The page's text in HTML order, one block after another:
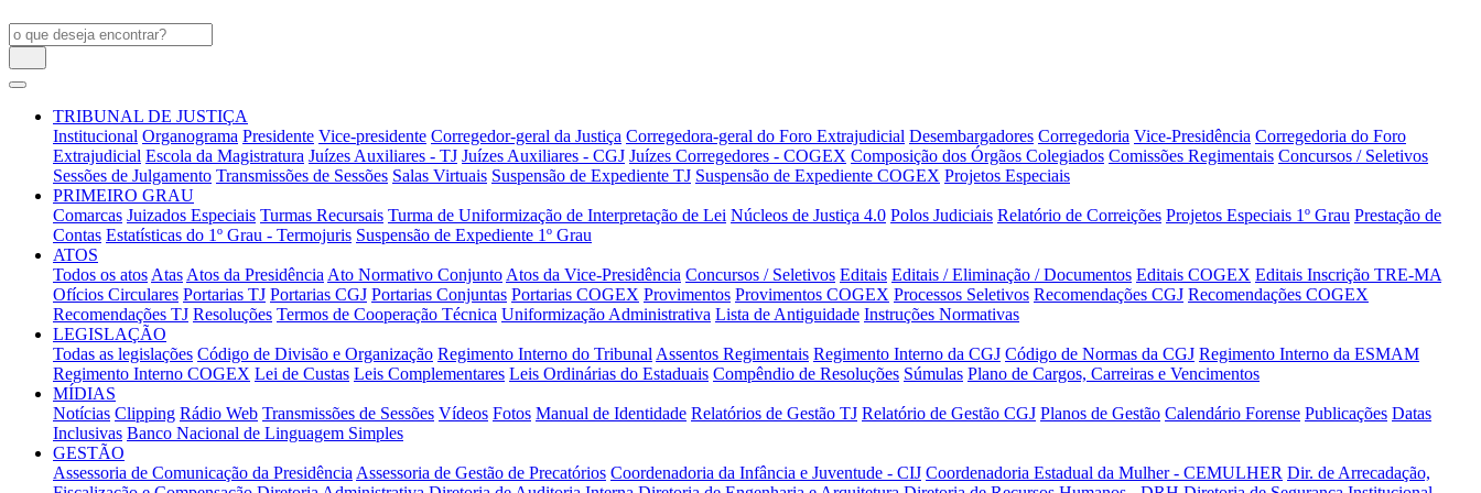
TRIBUNAL DE JUSTIÇA
Institucional Organograma Presidente Vice-presidente Corregedor-geral da Justiça Corregedora-geral do Foro Extrajudicial Desembargadores Corregedoria Vice-Presidência Corregedoria do Foro
Extrajudicial Escola da Magistratura Juízes Auxiliares - TJ Juízes Auxiliares - CGJ Juízes Corregedores - COGEX Composição dos Órgãos Colegiados Comissões Regimentais Concursos / Seletivos
Sessões de Julgamento Transmissões de Sessões Salas Virtuais Suspensão de Expediente TJ Suspensão de Expediente COGEX Projetos Especiais
PRIMEIRO GRAU
Comarcas Juizados Especiais Turmas Recursais Turma de Uniformização de Interpretação de Lei Núcleos de Justiça 4.0 Polos Judiciais Relatório de Correições Projetos Especiais 1º Grau Prestação de
Contas Estatísticas do 1º Grau - Termojuris Suspensão de Expediente 1º Grau
ATOS
Todos os atos Atas Atos da Presidência Ato Normativo Conjunto Atos da Vice-Presidência Concursos / Seletivos Editais Editais / Eliminação / Documentos Editais COGEX Editais Inscrição TRE-MA
Ofícios Circulares Portarias TJ Portarias CGJ Portarias Conjuntas Portarias COGEX Provimentos Provimentos COGEX Processos Seletivos Recomendações CGJ Recomendações COGEX
Recomendações TJ Resoluções Termos de Cooperação Técnica Uniformização Administrativa Lista de Antiguidade Instruções Normativas
LEGISLAÇÃO
Todas as legislações Código de Divisão e Organização Regimento Interno do Tribunal Assentos Regimentais Regimento Interno da CGJ Código de Normas da CGJ Regimento Interno da ESMAM
Regimento Interno COGEX Lei de Custas Leis Complementares Leis Ordinárias do Estaduais Compêndio de Resoluções Súmulas Plano de Cargos, Carreiras e Vencimentos
MÍDIAS
Notícias Clipping Rádio Web Transmissões de Sessões Vídeos Fotos Manual de Identidade Relatórios de Gestão TJ Relatório de Gestão CGJ Planos de Gestão Calendário Forense Publicações Datas
Inclusivas Banco Nacional de Linguagem Simples
GESTÃO
Assessoria de Comunicação da Presidência Assessoria de Gestão de Precatórios Coordenadoria da Infância e Juventude - CIJ Coordenadoria Estadual da Mulher - CEMULHER Dir. de Arrecadação,